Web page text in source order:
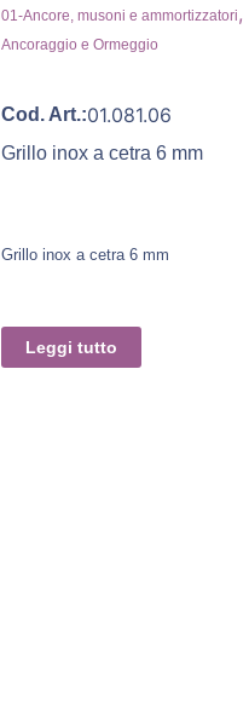
01-Ancore, musoni e ammortizzatori,
Ancoraggio e Ormeggio
Cod. Art.:01.081.06
Grillo inox a cetra 6 mm
Grillo inox a cetra 6 mm
Leggi tutto